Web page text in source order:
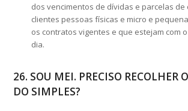
dos vencimentos de dívidas e parcelas de
clientes pessoas físicas e micro e
os contratos vigentes e que estejam com
dia.
26. SOU MEI. PRECISO RECOLHER
DO SIMPLES?